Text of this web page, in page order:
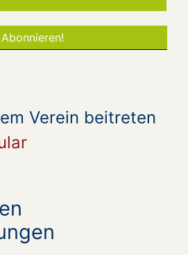
Verein beitreten